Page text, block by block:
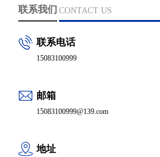
联系我们 CONTACT US
联系电话
15083100999
邮箱
15083100999@139.com
地址